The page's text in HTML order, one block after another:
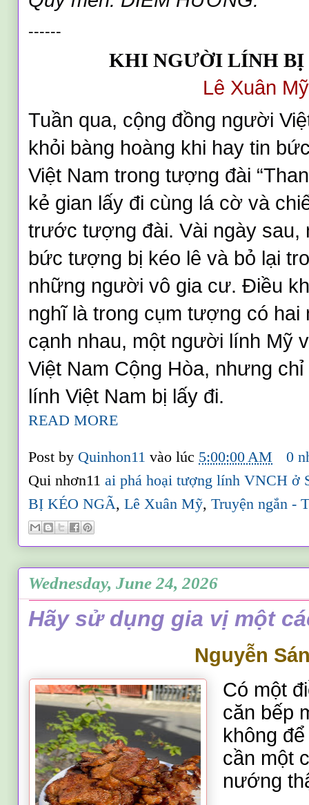
------
KHI NGƯỜI LÍNH BỊ
Lê Xuân
Tuần qua, cộng đồng người
khỏi bàng hoàng khi hay tin
Việt Nam trong tượng đài
kẻ gian lấy đi cùng lá cờ và
trước tượng đài. Vài ngày sau,
bức tượng bị kéo lê và bỏ lại
những người vô gia cư. Điều
nghĩ là trong cụm tượng có
cạnh nhau, một người lính Mỹ
Việt Nam Cộng Hòa, nhưng
lính Việt Nam bị lấy đi.
READ MORE
Post by Quinhon11vào lúc 5:00:00 AM
0
Qui nhơn11ai phá hoại tượng lính VNCH ở
BỊ KÉO NGÃ,Lê Xuân Mỹ,Truyện ngắn -
Wednesday, June 24, 2026
Hãy sử dụng gia vị một
Nguyễn
Có một
căn bếp
không
cần một
nướng